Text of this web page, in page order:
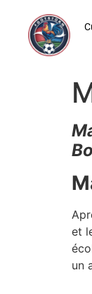
principal
et
un